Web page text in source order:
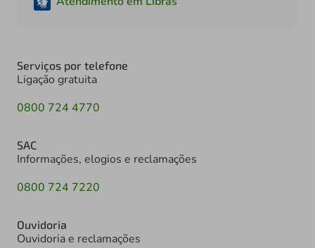
Serviços por telefone
Ligação gratuita
0800 724 4770
SAC
Informações, elogios e reclamações
0800 724 7220
Ouvidoria
Ouvidoria e reclamações